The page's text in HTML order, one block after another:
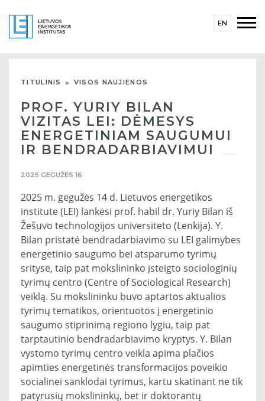
EN
TITULINIS VISOS NAUJIENOS
PROF. YURIY BILAN
VIZITAS LEI: DĖMESYS
ENERGETINIAM SAUGUMUI
IR BENDRADARBIAVIMUI
2025 GEGUŽĖS 16
2025 m. gegužės 14 d. Lietuvos energetikos
institute (LEI) lankėsi prof. habil dr. Yuriy Bilan iš
Žešuvo technologijos universiteto (Lenkija). Y.
Bilan pristatė bendradarbiavimo su LEI galimybes
energetinio saugumo bei atsparumo tyrimų
srityse, taip pat mokslininko įsteigto sociologinių
tyrimų centro (Centre of Sociological Research)
veiklą. Su mokslininku buvo aptartos aktualios
tyrimų tematikos, orientuotos į energetinio
saugumo stiprinimą regiono lygiu, taip pat
tarptautinio bendradarbiavimo kryptys. Y. Bilan
vystomo tyrimų centro veikla apima plačios
apimties energetinės transformacijos poveikio
socialinei sanklodai tyrimus, kartu skatinant ne tik
patyrusių mokslininkų, bet ir doktorantų